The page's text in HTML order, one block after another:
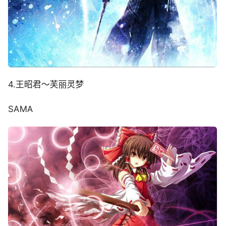
4.王昭君～芙丽灵梦
SAMA